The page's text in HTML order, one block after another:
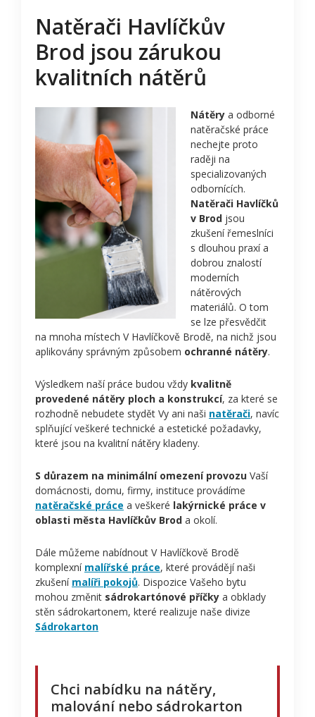
Natěrači Havlíčkův
Brod jsou zárukou
kvalitních nátěrů
Nátěry a odborné
natěračské práce
nechejte proto
raději na
specializovaných
odbornících.
Natěrači Havlíčků
v Brod jsou
zkušení řemeslníci
s dlouhou praxí a
dobrou znalostí
moderních
nátěrových
materiálů. O tom
se lze přesvědčit
na mnoha místech V Havlíčkově Brodě, na nichž jsou
aplikovány správným způsobem ochranné nátěry.
Výsledkem naší práce budou vždy kvalitně
provedené nátěry ploch a konstrukcí, za které se
rozhodně nebudete stydět Vy ani naši natěrači, navíc
splňující veškeré technické a estetické požadavky,
které jsou na kvalitní nátěry kladeny.
S důrazem na minimální omezení provozu Vaší
domácnosti, domu, firmy, instituce provádíme
natěračské práce a veškeré lakýrnické práce v
oblasti města Havlíčkův Brod a okolí.
Dále můžeme nabídnout V Havlíčkově Brodě
komplexní malířské práce, které provádějí naši
zkušení malíři pokojů. Dispozice Vašeho bytu
mohou změnit sádrokartónové příčky a obklady
stěn sádrokartonem, které realizuje naše divize
Sádrokarton
Chci nabídku na nátěry,
malování nebo sádrokarton